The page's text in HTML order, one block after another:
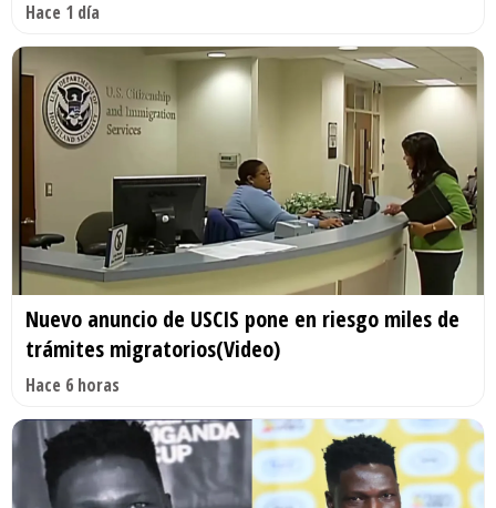
Hace 1 día
Nuevo anuncio de USCIS pone en riesgo miles de
trámites migratorios(Video)
Hace 6 horas